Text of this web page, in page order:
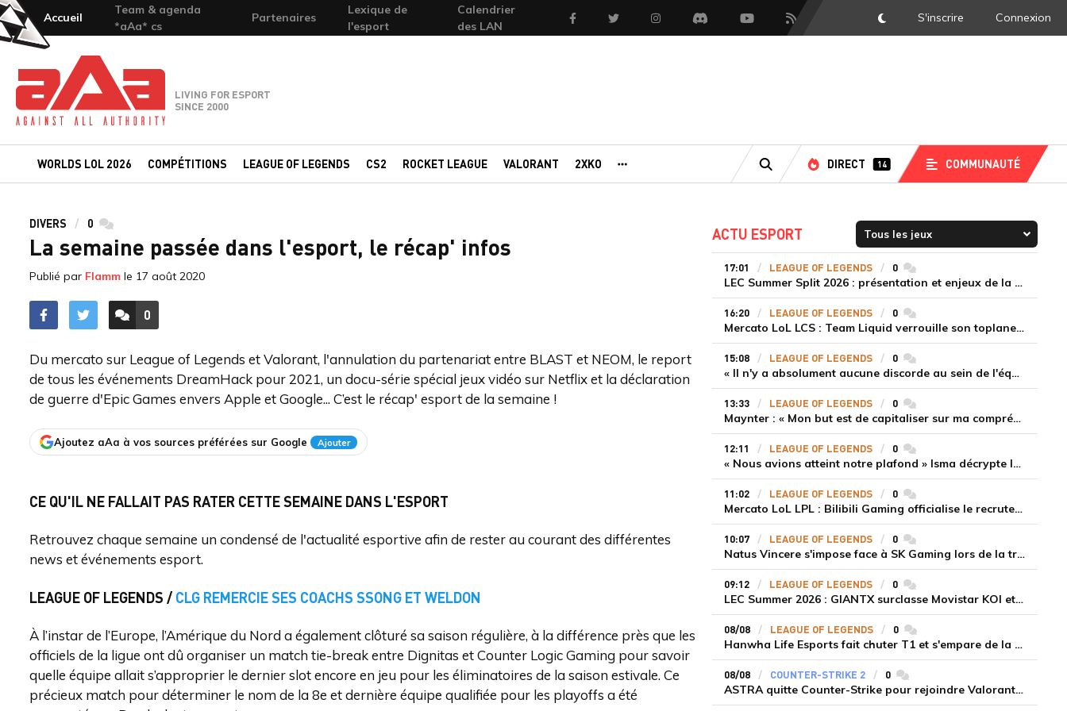
Accueil
Team & agenda
*aAa* cs
Partenaires
Lexique de
l'esport
Calendrier
des LAN
FacebookTwitter InstagramDiscord YoutubeFlux RSS DarkMode
S'inscrire Connexion
Team-aAa - against All authority
LIVING FOR ESPORT
SINCE 2000
WORLDS LOL 2026 COMPÉTITIONS LEAGUE OF LEGENDS CS2 ROCKET LEAGUE VALORANT 2XKO
RECHERCHE
DIRECT 14 COMMUNAUTÉ
DIVERS 0 commentaires
La semaine passée dans l'esport, le récap' infos
Publié par Flamm le 17 août 2020
ACCÉDER AUX
0
COMMENTAIRES
Du mercato sur League of Legends et Valorant, l'annulation du partenariat entre BLAST et NEOM, le report
de tous les événements DreamHack pour 2021, un docu-série spécial jeux vidéo sur Netflix et la déclaration
de guerre d'Epic Games envers Apple et Google... C’est le récap' esport de la semaine !
Ajoutez aAa à vos sources préférées sur Google Ajouter
CE QU'IL NE FALLAIT PAS RATER CETTE SEMAINE DANS L'ESPORT
Retrouvez chaque semaine un condensé de l'actualité esportive afin de rester au courant des différentes
news et événements esport.
LEAGUE OF LEGENDS / CLG REMERCIE SES COACHS SSONG ET WELDON
À l’instar de l’Europe, l’Amérique du Nord a également clôturé sa saison régulière, à la différence près que les
officiels de la ligue ont dû organiser un match tie-break entre Dignitas et Counter Logic Gaming pour savoir
quelle équipe allait s’approprier le dernier slot encore en jeu pour les éliminatoires de la saison estivale. Ce
précieux match pour déterminer le nom de la 8e et dernière équipe qualifiée pour les playoffs a été
ACTU ESPORT
17:01 LEAGUE OF LEGENDS 0commentaires
LEC Summer Split 2026 : présentation et enjeux de la troisième semaine de compétition
16:20 LEAGUE OF LEGENDS 0commentaires
Mercato LoL LCS : Team Liquid verrouille son toplaner Morgan jusqu'en 2028
15:08 LEAGUE OF LEGENDS 0commentaires
« Il n'y a absolument aucune discorde au sein de l'équipe » Tom justifie la titularisation de Painter malgré la défaite de T1
13:33 LEAGUE OF LEGENDS 0commentaires
Maynter : « Mon but est de capitaliser sur ma compréhension du jeu plutôt que sur ma mécanique pure »
12:11 LEAGUE OF LEGENDS 0commentaires
« Nous avions atteint notre plafond » Isma décrypte le renouveau de GiantX et la victoire face à Movistar KOI
11:02 LEAGUE OF LEGENDS 0commentaires
Mercato LoL LPL : Bilibili Gaming officialise le recrutement de Flandre sur la toplane
10:07 LEAGUE OF LEGENDS 0commentaires
Natus Vincere s'impose face à SK Gaming lors de la troisième semaine du LEC Summer Split 2026
09:12 LEAGUE OF LEGENDS 0commentaires
LEC Summer 2026 : GIANTX surclasse Movistar KOI et se fait une place sur le podium
08/08 LEAGUE OF LEGENDS 0commentaires
Hanwha Life Esports fait chuter T1 et s'empare de la deuxième place du Legend Group
08/08 COUNTER-STRIKE 2 0commentaires
ASTRA quitte Counter-Strike pour rejoindre Valorant et la scène compétitive Game Changers